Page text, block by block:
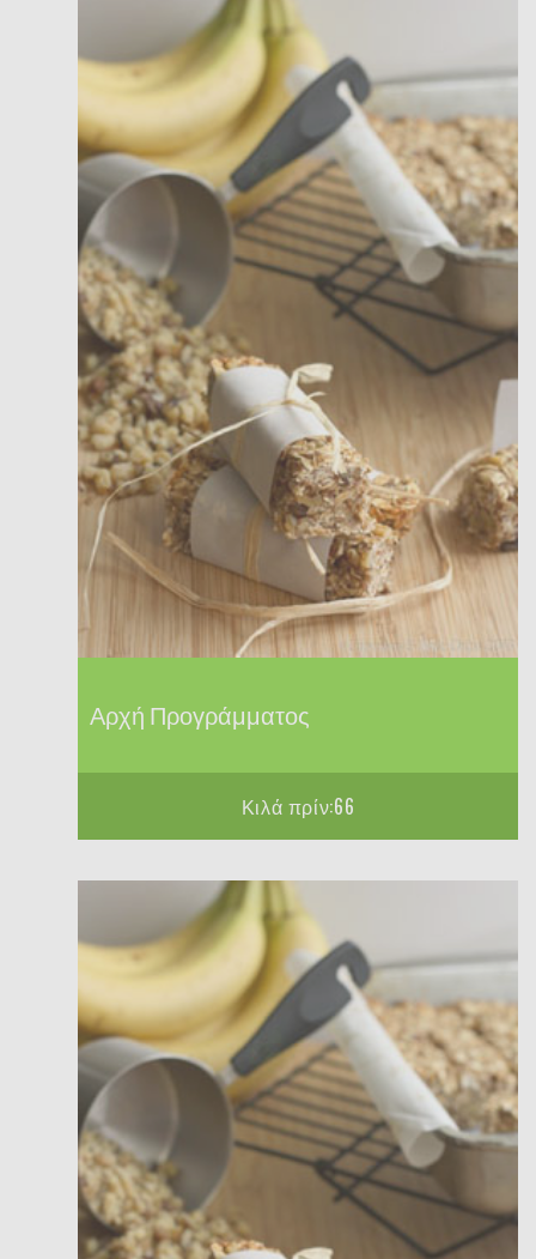
Αρχή Προγράμματος
Κιλά πρίν:66